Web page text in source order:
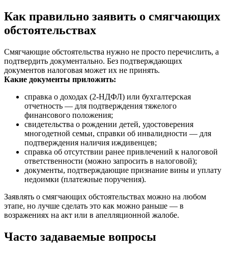
Как правильно заявить о смягчающих
обстоятельствах
Смягчающие обстоятельства нужно не просто перечислить, а
подтвердить документально. Без подтверждающих
документов налоговая может их не принять.
Какие документы приложить:
справка о доходах (2-НДФЛ) или бухгалтерская
отчетность — для подтверждения тяжелого
финансового положения;
свидетельства о рождении детей, удостоверения
многодетной семьи, справки об инвалидности — для
подтверждения наличия иждивенцев;
справка об отсутствии ранее привлечений к налоговой
ответственности (можно запросить в налоговой);
документы, подтверждающие признание вины и уплату
недоимки (платежные поручения).
Заявлять о смягчающих обстоятельствах можно на любом
этапе, но лучше сделать это как можно раньше — в
возражениях на акт или в апелляционной жалобе.
Часто задаваемые вопросы